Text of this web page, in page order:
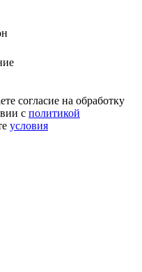
согласие на обработку
с политикой
условия